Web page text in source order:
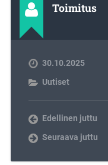
Toimitus
30.10.2025
Uutiset
Edellinen juttu
Seuraava juttu